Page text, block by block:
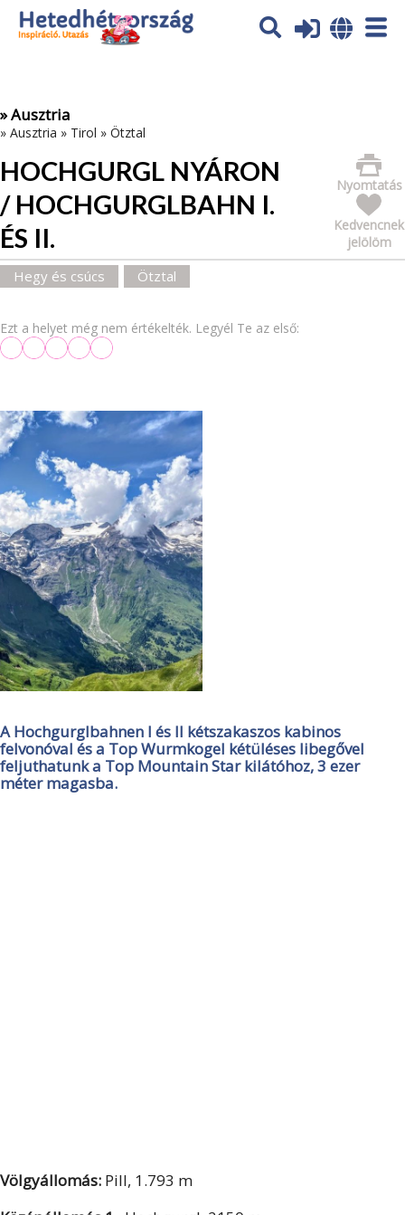
Az oldal sütiket (cookies) használ. További tájékoztatás itt:
Adatvédelmi tájékoztató
» Ausztria
» Ausztria » Tirol » Ötztal
HOCHGURGL NYÁRON
/ HOCHGURGLBAHN I.
ÉS II.
Nyomtatás
Kedvencnek
jelölöm
Hegy és csúcs Ötztal
Ezt a helyet még nem értékelték. Legyél Te az első:
A Hochgurglbahnen I és II kétszakaszos kabinos
felvonóval és a Top Wurmkogel kétüléses libegővel
feljuthatunk a Top Mountain Star kilátóhoz, 3 ezer
méter magasba.
Völgyállomás: Pill, 1.793 m